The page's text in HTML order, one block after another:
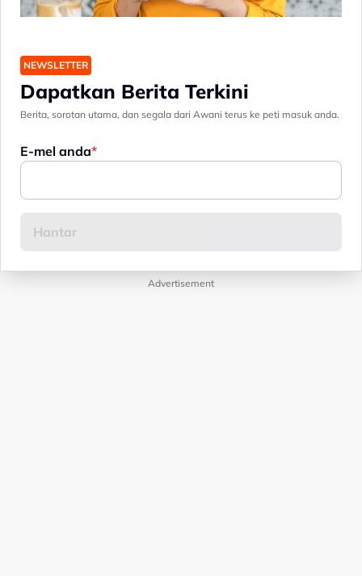
NEWSLETTER
Dapatkan Berita Terkini
Berita, sorotan utama, dan segala dari Awani terus ke peti masuk anda.
E-mel anda
Advertisement